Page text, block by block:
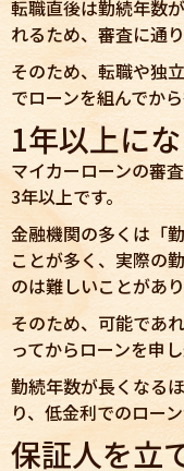
転職直後は勤続年数
れるため、審査に通
そのため、転職や独
でローンを組んでか
1年以上に
マイカーローンの審
3年以上です。
金融機関の多くは「
ことが多く、実際の
のは難しいことがあり
そのため、可能であ
ってからローンを申
勤続年数が長くなる
り、低金利でのロー
保証人を立